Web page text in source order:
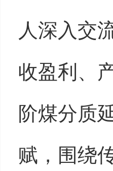
人深入交
收盈利、
阶煤分质
赋，围绕